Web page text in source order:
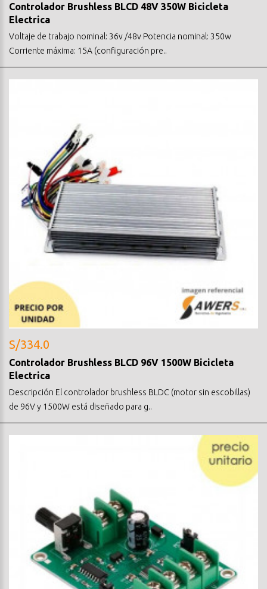
Controlador Brushless BLCD 48V 350W Bicicleta
Electrica
Voltaje de trabajo nominal: 36v /48v Potencia nominal: 350w
Corriente máxima: 15A (configuración pre..
S/334.0
Controlador Brushless BLCD 96V 1500W Bicicleta
Electrica
Descripción El controlador brushless BLDC (motor sin escobillas)
de 96V y 1500W está diseñado para g..